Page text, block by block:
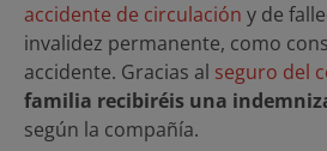
accidente de circulación y de
invalidez permanente, como
accidente. Gracias al seguro del
familia recibiréis una
según la compañía.